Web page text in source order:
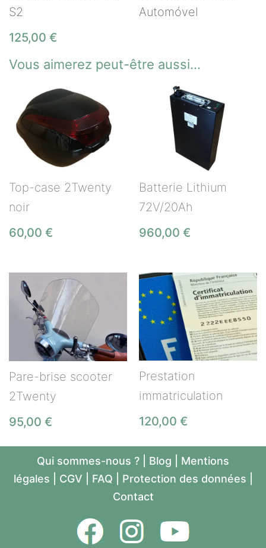
S2
125,00 €
Automóvel
Vous aimerez peut-être aussi…
Top-case 2Twenty
noir
60,00 €
Batterie Lithium
72V/20Ah
960,00 €
Pare-brise scooter
2Twenty
95,00 €
Prestation
immatriculation
120,00 €
Qui sommes-nous ? Blog
Mentions
légales
CGV FAQ Protection des données
Contact